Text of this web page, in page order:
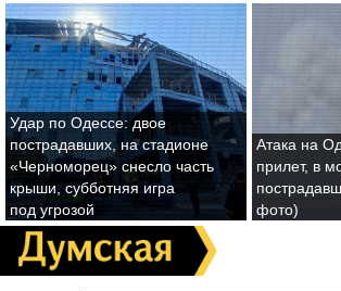
Удар по Одессе: двое
пострадавших, на стадионе
«Черноморец» снесло часть
крыши, субботняя игра
под угрозой
Атака на
прилет, в
фото)